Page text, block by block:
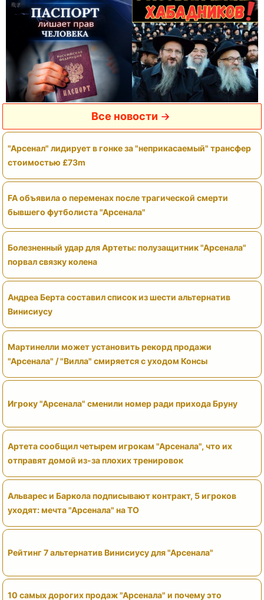
Все новости
"Арсенал" лидирует в гонке за "неприкасаемый" трансфер
стоимостью £73m
FA объявила о переменах после трагической смерти
бывшего футболиста "Арсенала"
Болезненный удар для Артеты: полузащитник "Арсенала"
порвал связку колена
Андреа Берта составил список из шести альтернатив
Винисиусу
Мартинелли может установить рекорд продажи
"Арсенала" / "Вилла" смиряется с уходом Консы
Игроку "Арсенала" сменили номер ради прихода Бруну
Артета сообщил четырем игрокам "Арсенала", что их
отправят домой из-за плохих тренировок
Альварес и Баркола подписывают контракт, 5 игроков
уходят: мечта "Арсенала" на ТО
Рейтинг 7 альтернатив Винисиусу для "Арсенала"
10 самых дорогих продаж "Арсенала" и почему это